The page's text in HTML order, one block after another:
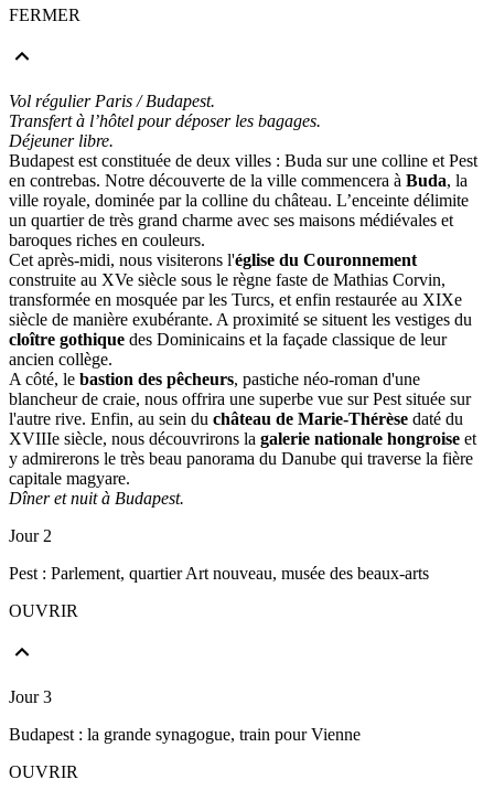
FERMER
Vol régulier Paris / Budapest.
Transfert à l’hôtel pour déposer les bagages.
Déjeuner libre.
Budapest est constituée de deux villes : Buda sur une colline et Pest
en contrebas. Notre découverte de la ville commencera à Buda, la
ville royale, dominée par la colline du château. L’enceinte délimite
un quartier de très grand charme avec ses maisons médiévales et
baroques riches en couleurs.
Cet après-midi, nous visiterons l'église du Couronnement
construite au XVe siècle sous le règne faste de Mathias Corvin,
transformée en mosquée par les Turcs, et enfin restaurée au XIXe
siècle de manière exubérante. A proximité se situent les vestiges du
cloître gothique des Dominicains et la façade classique de leur
ancien collège.
A côté, le bastion des pêcheurs, pastiche néo-roman d'une
blancheur de craie, nous offrira une superbe vue sur Pest située sur
l'autre rive. Enfin, au sein du château de Marie-Thérèse daté du
XVIIIe siècle, nous découvrirons la galerie nationale hongroise et
y admirerons le très beau panorama du Danube qui traverse la fière
capitale magyare.
Dîner et nuit à Budapest.
Jour 2
Pest : Parlement, quartier Art nouveau, musée des beaux-arts
OUVRIR
Jour 3
Budapest : la grande synagogue, train pour Vienne
OUVRIR